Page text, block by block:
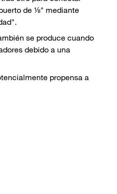
de ⅛" mediante
se produce cuando
debido a una
propensa a